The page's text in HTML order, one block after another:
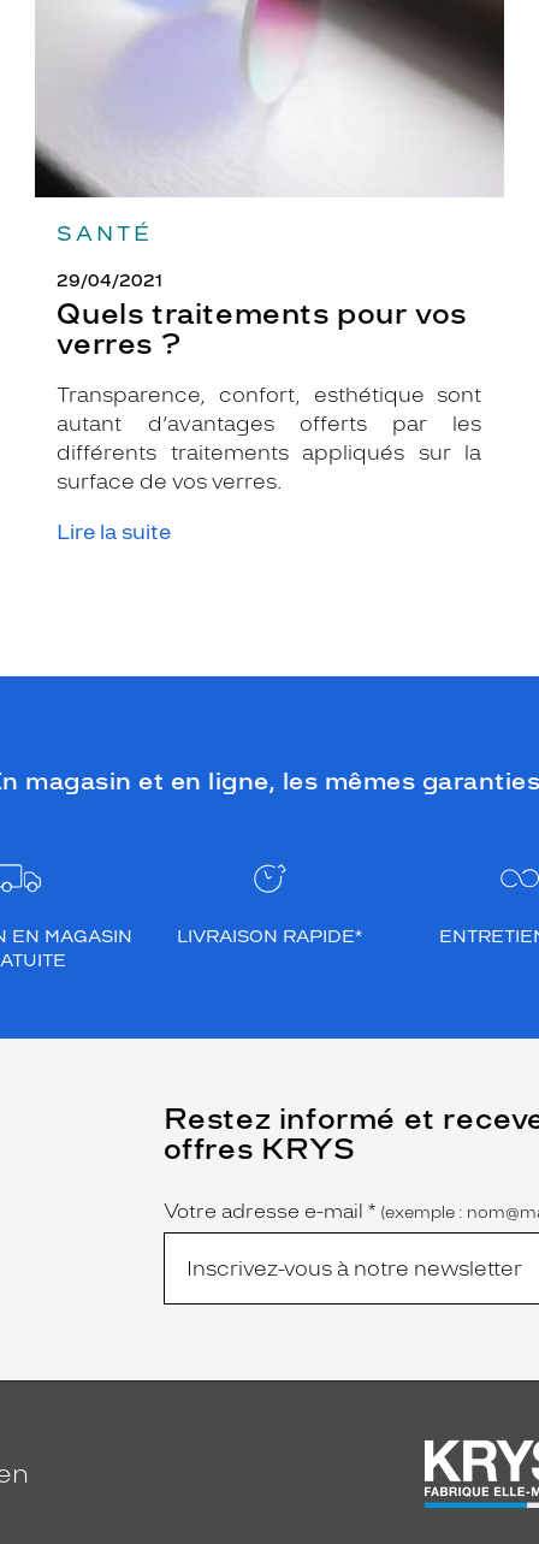
SANTÉ
29/04/2021
Quels traitements pour vos
verres ?
Transparence, confort, esthétique sont
autant d’avantages offerts par les
différents traitements appliqués sur la
surface de vos verres.
Lire la suite
magasin et en ligne, les mêmes
EN MAGASIN
LIVRAISON RAPIDE*
Restez informé et
offres KRYS
Name
Votre adresse e-mail *
(Ce
champ
est
obligatoire)
(exemple :